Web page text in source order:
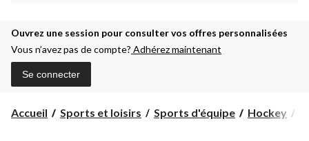
Ouvrez une session pour consulter vos offres personnalisées
Vous n’avez pas de compte? Adhérez maintenant
Se connecter
Accueil Sports et loisirs Sports d'équipe Hockey